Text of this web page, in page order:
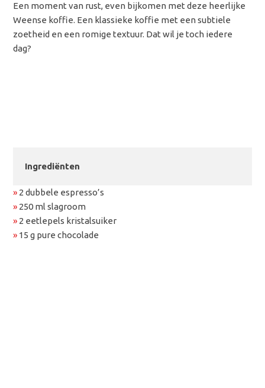
Een moment van rust, even bijkomen met deze heerlijke
Weense koffie. Een klassieke koffie met een subtiele
zoetheid en een romige textuur. Dat wil je toch iedere
dag?
Ingrediënten
» 2 dubbele espresso’s
» 250 ml slagroom
» 2 eetlepels kristalsuiker
» 15 g pure chocolade